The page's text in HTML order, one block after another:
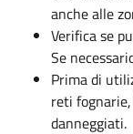
anche alle
Verifica se
Se
Prima di
reti
danneggiati.